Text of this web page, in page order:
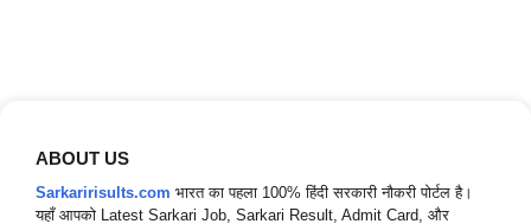
ABOUT US
Sarkaririsults.com भारत का पहला 100% हिंदी सरकारी नौकरी पोर्टल है।
यहाँ आपको Latest Sarkari Job, Sarkari Result, Admit Card, और